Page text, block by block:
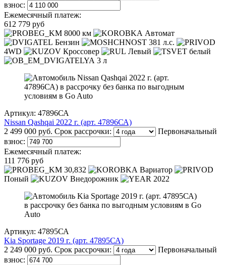
взнос:
Ежемесячный платеж:
612 779 руб
8000 км
Автомат
Бензин
381 л.с.
4WD
Кроссовер Левый
белый
3 л
Артикул: 47896СА
Nissan Qashqai 2022 г. (арт. 47896СА)
2 499 000 руб. Срок рассрочки:
Первоначальный
взнос:
Ежемесячный платеж:
111 776 руб
30,832
Вариатор
Поный
Внедорожник 2022
Артикул: 47895СА
Kia Sportage 2019 г. (арт. 47895СА)
2 249 000 руб. Срок рассрочки:
Первоначальный
взнос: